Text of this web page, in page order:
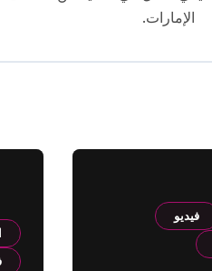
الإمارات.
فيديو